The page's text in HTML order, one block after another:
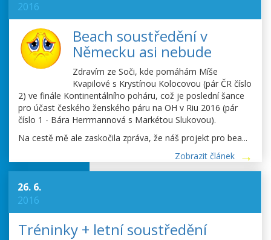
2016
Beach soustředění v
Německu asi nebude
Zdravím ze Soči, kde pomáhám Míše
Kvapilové s Krystínou Kolocovou (pár ČR číslo
2) ve finále Kontinentálního poháru, což je poslední šance
pro účast českého ženského páru na OH v Riu 2016 (pár
číslo 1 - Bára Herrmannová s Markétou Slukovou).
Na cestě mě ale zaskočila zpráva, že náš projekt pro bea...
Zobrazit článek
26. 6.
2016
Tréninky + letní soustředění